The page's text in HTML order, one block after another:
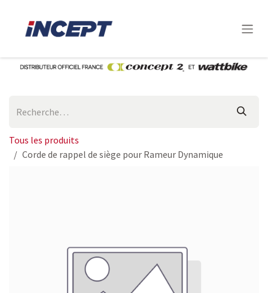
Tous les produits
Corde de rappel de siège pour Rameur Dynamique